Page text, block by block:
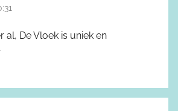
al, De Vloek is uniek en